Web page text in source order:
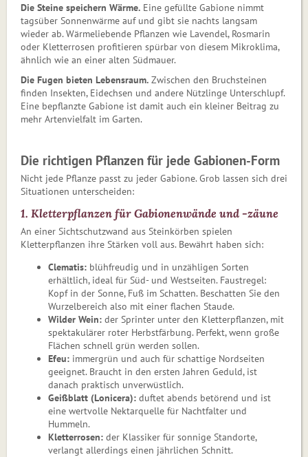
Die Steine speichern Wärme. Eine gefüllte Gabione nimmt
tagsüber Sonnenwärme auf und gibt sie nachts langsam
wieder ab. Wärmeliebende Pflanzen wie Lavendel, Rosmarin
oder Kletterrosen profitieren spürbar von diesem Mikroklima,
ähnlich wie an einer alten Südmauer.
Die Fugen bieten Lebensraum. Zwischen den Bruchsteinen
finden Insekten, Eidechsen und andere Nützlinge Unterschlupf.
Eine bepflanzte Gabione ist damit auch ein kleiner Beitrag zu
mehr Artenvielfalt im Garten.
Die richtigen Pflanzen für jede Gabionen-Form
Nicht jede Pflanze passt zu jeder Gabione. Grob lassen sich drei
Situationen unterscheiden:
1. Kletterpflanzen für Gabionenwände und -zäune
An einer Sichtschutzwand aus Steinkörben spielen
Kletterpflanzen ihre Stärken voll aus. Bewährt haben sich:
Clematis: blühfreudig und in unzähligen Sorten
erhältlich, ideal für Süd- und Westseiten. Faustregel:
Kopf in der Sonne, Fuß im Schatten. Beschatten Sie den
Wurzelbereich also mit einer flachen Staude.
Wilder Wein: der Sprinter unter den Kletterpflanzen, mit
spektakulärer roter Herbstfärbung. Perfekt, wenn große
Flächen schnell grün werden sollen.
Efeu: immergrün und auch für schattige Nordseiten
geeignet. Braucht in den ersten Jahren Geduld, ist
danach praktisch unverwüstlich.
Geißblatt (Lonicera): duftet abends betörend und ist
eine wertvolle Nektarquelle für Nachtfalter und
Hummeln.
Kletterrosen: der Klassiker für sonnige Standorte,
verlangt allerdings einen jährlichen Schnitt.